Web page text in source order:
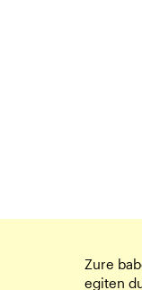
Zure
egiten